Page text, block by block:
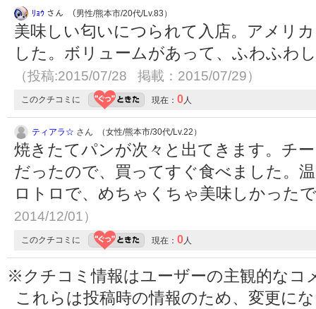
ﾘｮｳ さん （男性/熊本市/20代/Lv.83）
美味しい匂いにつられて入店。アメリ
した。ボリュームがあって、ふわふわ
（投稿:2015/07/28 掲載：2015/07/29）
このクチコミに 現在： 0 人
ティアラ☆ さん （女性/熊本市/30代/Lv.22）
焼きたてパンが次々と出てきます。チ
だったので、買ってすぐ食べました。
ロトロで、めちゃくちゃ美味しかった
2014/12/01）
このクチコミに 現在： 0 人
※クチコミ情報はユーザーの主観的なコ
これらは投稿時の情報のため、変更に